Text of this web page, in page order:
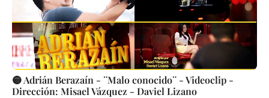
🟡 Adrián Berazaín - ¨Malo conocido¨ - Videoclip -
Dirección: Misael Vázquez - Daviel Lizano